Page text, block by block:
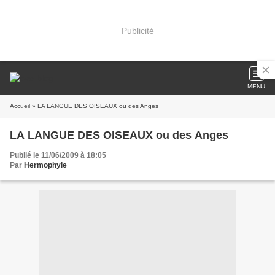
Publicité
MENU
Accueil » LA LANGUE DES OISEAUX ou des Anges
LA LANGUE DES OISEAUX ou des Anges
Publié le 11/06/2009 à 18:05
Par Hermophyle